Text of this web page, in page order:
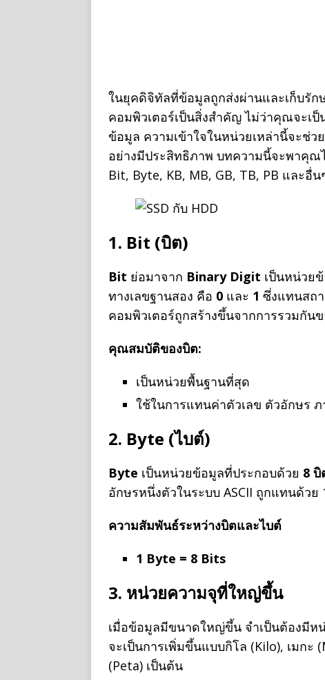
ในยุคดิจิทัลที่ข้อมูลถูกส่งผ่านและเก็บรัก
คอมพิวเตอร์เป็นสิ่งสำคัญ ไม่ว่าคุณจะเ
ข้อมูล ความเข้าใจในหน่วยเหล่านี้จะช่
อย่างมีประสิทธิภาพ บทความนี้จะพาคุ
Bit, Byte, KB, MB, GB, TB, PB และอื่น
1. Bit (บิต)
Bit ย่อมาจาก Binary Digit เป็นหน่วย
ทางเลขฐานสอง คือ 0 และ 1 ซึ่งแทนสถ
คอมพิวเตอร์ถูกสร้างขึ้นจากการรวมกัน
คุณสมบัติของบิต:
เป็นหน่วยพื้นฐานที่สุด
ใช้ในการแทนค่าตัวเลข ตัวอักษร
2. Byte (ไบต์)
Byte เป็นหน่วยข้อมูลที่ประกอบด้วย 8 บิ
อักษรหนึ่งตัวในระบบ ASCII ถูกแทนด้วย
ความสัมพันธ์ระหว่างบิตและไบต์
1 Byte = 8 Bits
3. หน่วยความจุที่ใหญ่ขึ้น
เมื่อข้อมูลมีขนาดใหญ่ขึ้น จำเป็นต้องมี
จะเป็นการเพิ่มขึ้นแบบกิโล (Kilo), เมกะ
(Peta) เป็นต้น